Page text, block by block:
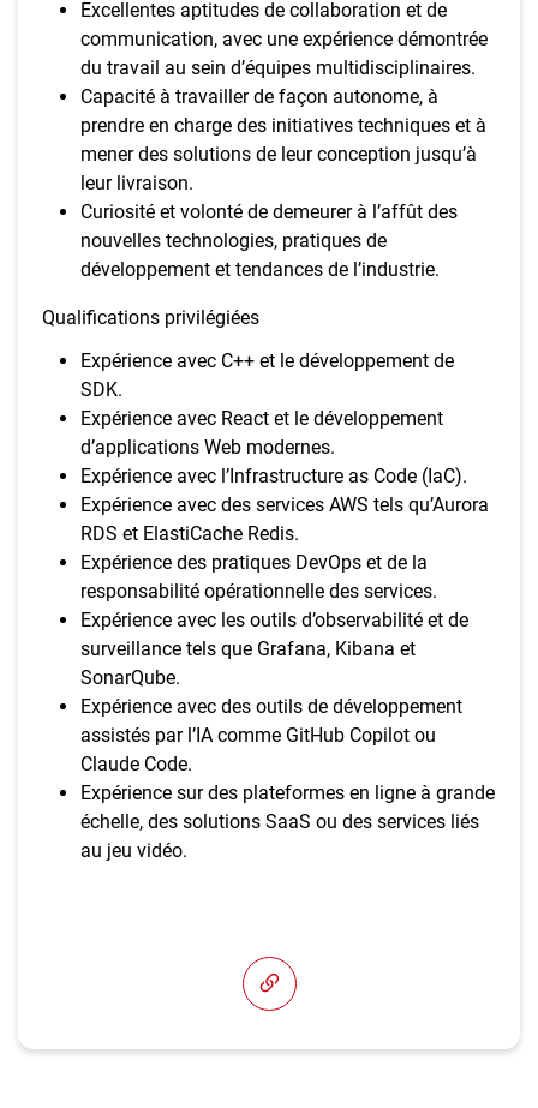
Excellentes aptitudes de collaboration et de
communication, avec une expérience démontrée
du travail au sein d’équipes multidisciplinaires.
Capacité à travailler de façon autonome, à
prendre en charge des initiatives techniques et à
mener des solutions de leur conception jusqu’à
leur livraison.
Curiosité et volonté de demeurer à l’affût des
nouvelles technologies, pratiques de
développement et tendances de l’industrie.
Qualifications privilégiées
Expérience avec C++ et le développement de
SDK.
Expérience avec React et le développement
d’applications Web modernes.
Expérience avec l’Infrastructure as Code (IaC).
Expérience avec des services AWS tels qu’Aurora
RDS et ElastiCache Redis.
Expérience des pratiques DevOps et de la
responsabilité opérationnelle des services.
Expérience avec les outils d’observabilité et de
surveillance tels que Grafana, Kibana et
SonarQube.
Expérience avec des outils de développement
assistés par l’IA comme GitHub Copilot ou
Claude Code.
Expérience sur des plateformes en ligne à grande
échelle, des solutions SaaS ou des services liés
au jeu vidéo.